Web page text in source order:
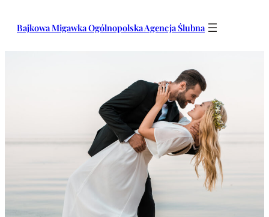
Bajkowa Migawka Ogólnopolska Agencja Ślubna